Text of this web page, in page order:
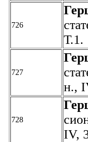
726
727
н.,
728
IV,